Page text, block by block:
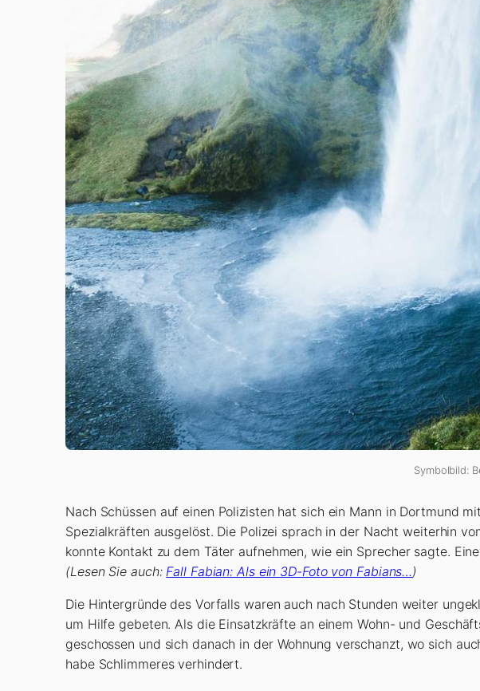
Symbolbild:
Nach Schüssen auf einen Polizisten hat sich ein Mann in Dortmund
Spezialkräften ausgelöst. Die Polizei sprach in der Nacht weiterhin
konnte Kontakt zu dem Täter aufnehmen, wie ein Sprecher sagte.
(Lesen Sie auch:Fall Fabian: Als ein 3D-Foto von Fabians…)
Die Hintergründe des Vorfalls waren auch nach Stunden weiter
um Hilfe gebeten. Als die Einsatzkräfte an einem Wohn- und
geschossen und sich danach in der Wohnung verschanzt, wo sich
habe Schlimmeres verhindert.